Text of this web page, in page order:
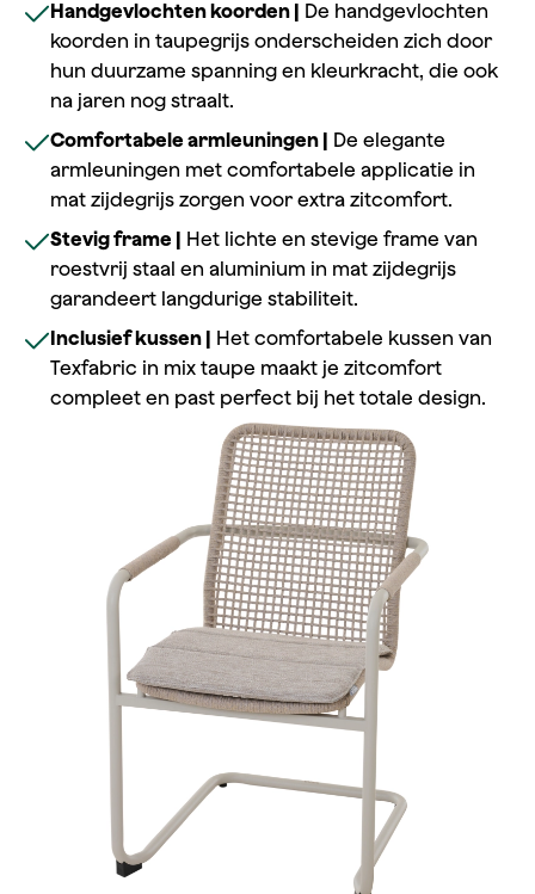
Handgevlochten koorden | De handgevlochten
koorden in taupegrijs onderscheiden zich door
hun duurzame spanning en kleurkracht, die ook
na jaren nog straalt.
Comfortabele armleuningen | De elegante
armleuningen met comfortabele applicatie in
mat zijdegrijs zorgen voor extra zitcomfort.
Stevig frame | Het lichte en stevige frame van
roestvrij staal en aluminium in mat zijdegrijs
garandeert langdurige stabiliteit.
Inclusief kussen | Het comfortabele kussen van
Texfabric in mix taupe maakt je zitcomfort
compleet en past perfect bij het totale design.